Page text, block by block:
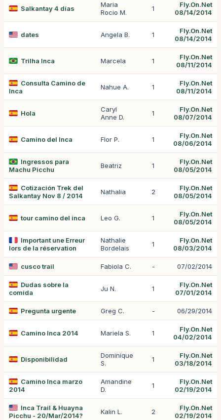
Salkantay 4 días
Maria
Rocio M.
1
Fly.On.Net
08/14/2014
dates Angela B. 1
Fly.On.Net
08/14/2014
Trilha Inca Marcela 1
Fly.On.Net
08/11/2014
Consulta Camino de
Inca
Nahue A. 1
Fly.On.Net
08/11/2014
Hola
Caryl
Anne D.
1
Fly.On.Net
08/07/2014
Camino del Inca Flor P. 1
Fly.On.Net
08/06/2014
Ingressos para
Machu Picchu
Beatriz 1
Fly.On.Net
08/05/2014
Cotización Trek del
Salkantay Nov 8 / 2014
Nathalia 2
Fly.On.Net
08/05/2014
tour camino del inca Leo G. 1
Fly.On.Net
08/05/2014
Important une Erreur
lors de la réservation
Nathalie
Bordelais
1
Fly.On.Net
08/03/2014
cusco trail Fabiola C. - 07/02/2014
Dudas sobre la
comida
Ju N. 1
Fly.On.Net
07/01/2014
Pregunta urgente Greg C. - 06/29/2014
Camino Inca 2014 Mariela S. 1
Fly.On.Net
04/02/2014
Disponibilidad
Dominique
S.
1
Fly.On.Net
03/18/2014
Camino Inca marzo
2014
Amandine
D.
1
Fly.On.Net
02/19/2014
Inca Trail & Huayna
Picchu - 20/Mar/2014?
Kalin L. 2
Fly.On.Net
02/19/2014